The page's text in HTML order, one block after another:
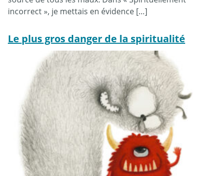
incorrect », je mettais en évidence […]
Le plus gros danger de la spiritualité